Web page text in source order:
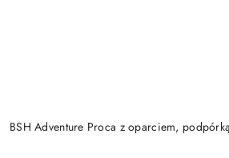
BSH Adventure Proca z oparciem,